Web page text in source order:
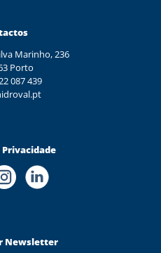
Marinho, 236
Porto
087 439
Newsletter